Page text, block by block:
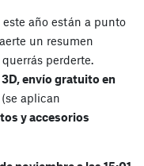
año están a punto
un resumen
perderte.
envío gratuito en
(se aplican
y accesorios